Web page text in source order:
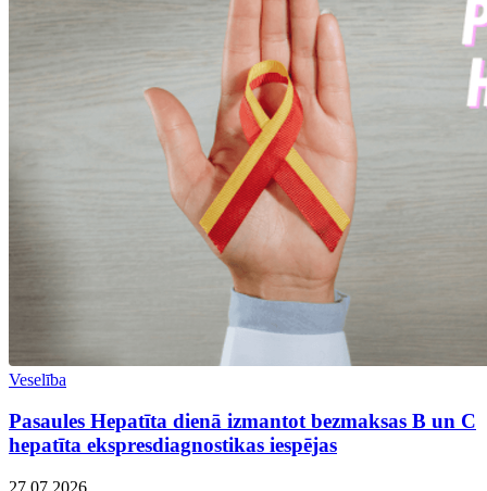
Veselība
Pasaules Hepatīta dienā izmantot bezmaksas B un C
hepatīta ekspresdiagnostikas iespējas
27.07.2026